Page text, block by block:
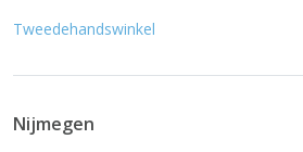
Tweedehandswinkel
Nijmegen